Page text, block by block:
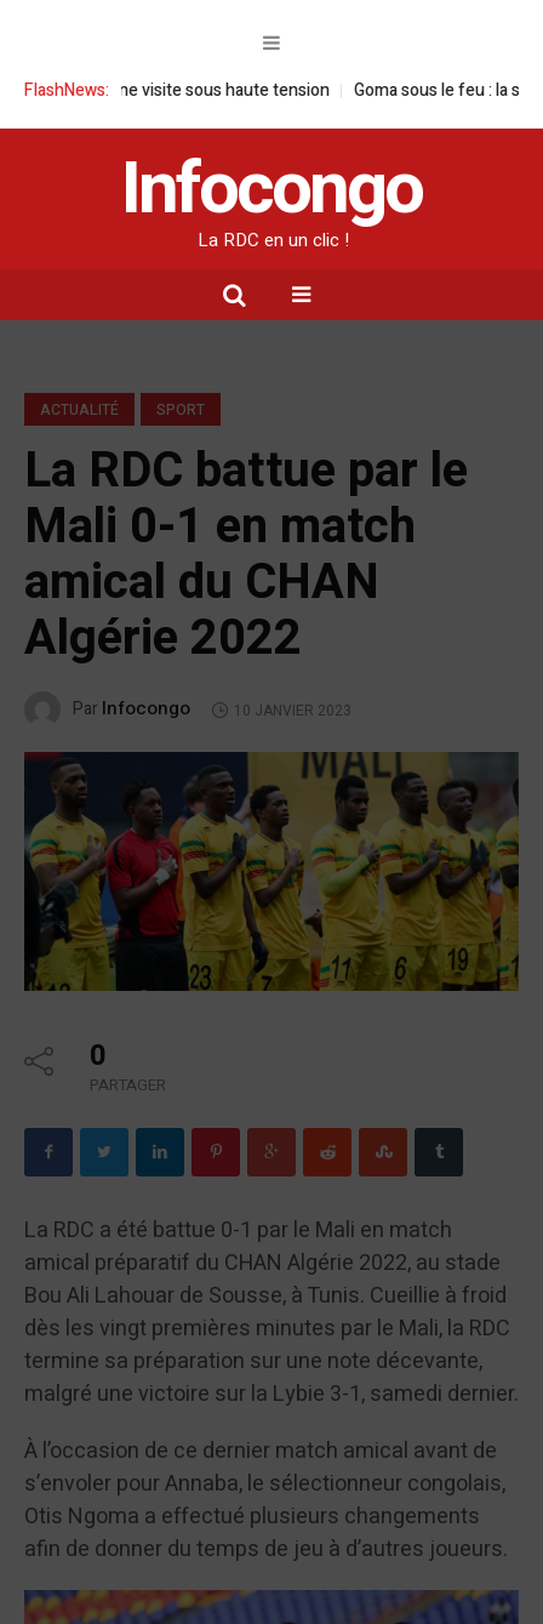
FlashNews:
: une visite sous haute tension Goma sous le feu : la situation
Infocongo
La RDC en un clic !
ACTUALITÉ SPORT
La RDC battue par le
Mali 0-1 en match
amical du CHAN
Algérie 2022
Par Infocongo 10 JANVIER 2023
0
PARTAGER
La RDC a été battue 0-1 par le Mali en match
amical préparatif du CHAN Algérie 2022, au stade
Bou Ali Lahouar de Sousse, à Tunis. Cueillie à froid
dès les vingt premières minutes par le Mali, la RDC
termine sa préparation sur une note décevante,
malgré une victoire sur la Lybie 3-1, samedi dernier.
À l’occasion de ce dernier match amical avant de
s’envoler pour Annaba, le sélectionneur congolais,
Otis Ngoma a effectué plusieurs changements
afin de donner du temps de jeu à d’autres joueurs.